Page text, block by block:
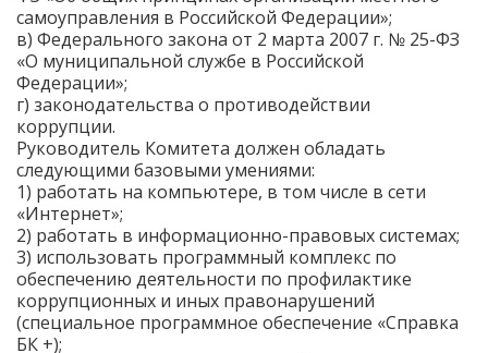
самоуправления в Российской Федерации»;
в) Федерального закона от 2 марта 2007 г. № 25-ФЗ
«О муниципальной службе в Российской
Федерации»;
г) законодательства о противодействии
коррупции.
Руководитель Комитета должен обладать
следующими базовыми умениями:
1) работать на компьютере, в том числе в сети
«Интернет»;
2) работать в информационно-правовых системах;
3) использовать программный комплекс по
обеспечению деятельности по профилактике
коррупционных и иных правонарушений
(специальное программное обеспечение «Справка
БК +);